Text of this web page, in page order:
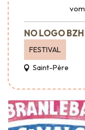
vom
NO LOGO BZH
FESTIVAL
Saint-Père